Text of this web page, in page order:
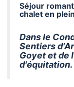
Séjour
chalet en
Dans le
Sentiers
Goyet et de
d'équitation.